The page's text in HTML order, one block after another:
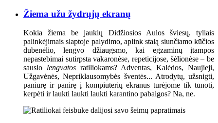
Žiema užu žydrųjų ekranų
Kokia žiema be jaukių Didžiosios Aulos šviesų, tyliais
palinkėjimais slaptoje palydimo, aplink stalą siunčiamo kūčios
dubenėlio, lengvo džiaugsmo, kai egzaminų įtampos
nepastebimai sutirpsta vakaronėse, repeticijose, šėlionėse – be
sausio lengvatosratiliokams? Adventas, Kalėdos, Naujieji,
Užgavėnės, Nepriklausomybės šventės... Atrodytų, užsnigti,
paniurę ir panirę į kompiuterių ekranus turėjome tik tūnoti,
kerpėti ir laukti laukti laukti karantino pabaigos? Na, ne.